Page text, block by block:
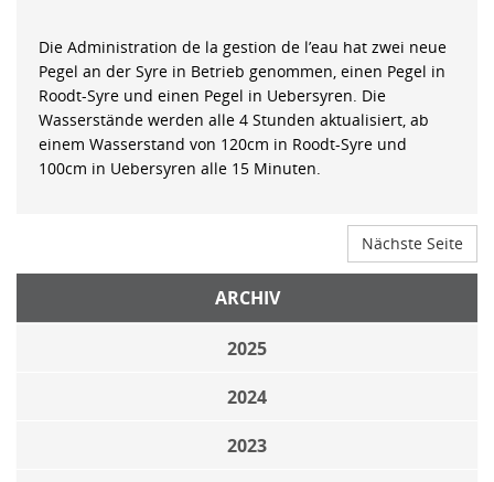
Die Administration de la gestion de l’eau hat zwei neue
Pegel an der Syre in Betrieb genommen, einen Pegel in
Roodt-Syre und einen Pegel in Uebersyren. Die
Wasserstände werden alle 4 Stunden aktualisiert, ab
einem Wasserstand von 120cm in Roodt-Syre und
100cm in Uebersyren alle 15 Minuten.
Nächste Seite
ARCHIV
2025
2024
2023